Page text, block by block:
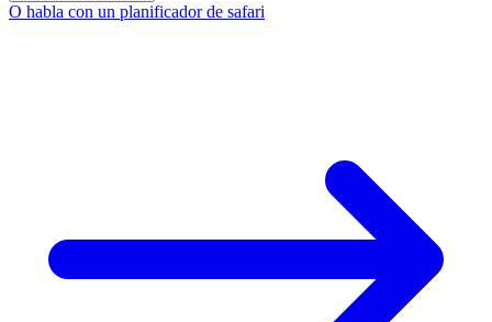
O habla con un planificador de safari